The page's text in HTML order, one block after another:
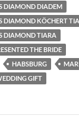
DIAMOND DIADEM
DIAMOND KÖCHERT
DIAMOND TIARA
THE BRIDE
HABSBURG
GIFT